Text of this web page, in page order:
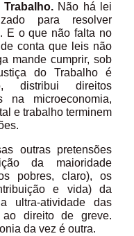
Não há lei
para resolver
E o que não falta no
conta que leis não
mande cumprir, sob
do Trabalho é
distribui direitos
na microeconomia,
e trabalho terminem
outras pretensões
da maioridade
pobres, claro), os
e vida) da
ultra-atividade das
ao direito de greve.
da vez é outra.